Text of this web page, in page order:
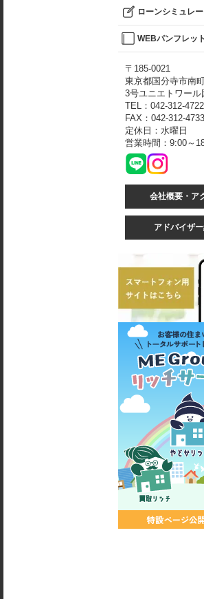
ローンシミュレ
WEBパンフレット
〒185-0021
東京都国分寺市南
3号ユニエトワール
TEL：042-312-4722
FAX：042-312-4733
定休日：水曜日
営業時間：9:00～
会社概要・ア
アドバイザ